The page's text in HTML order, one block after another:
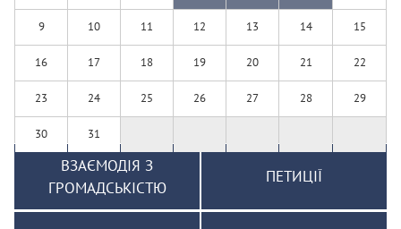
9 10 11 12 13 14 15
16 17 18 19 20 21 22
23 24 25 26 27 28 29
30 31
ВЗАЄМОДІЯ З
ГРОМАДСЬКІСТЮ
ПЕТИЦІЇ